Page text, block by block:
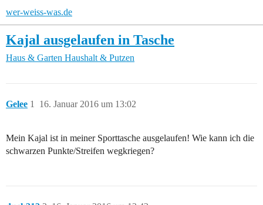
wer-weiss-was.de
Kajal ausgelaufen in Tasche
Haus & Garten Haushalt & Putzen
Gelee 16. Januar 2016 um 13:02
1
Mein Kajal ist in meiner Sporttasche ausgelaufen! Wie kann ich die
schwarzen Punkte/Streifen wegkriegen?